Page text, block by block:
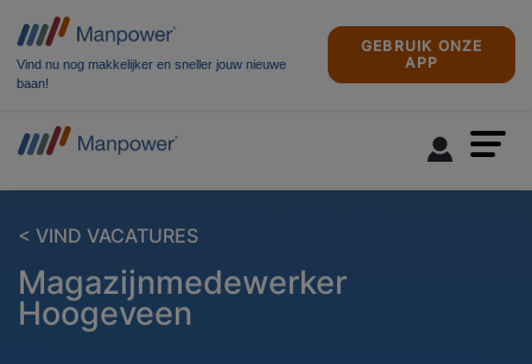
Vind nu nog makkelijker en sneller jouw nieuwe
baan!
GEBRUIK ONZE
APP
< VIND VACATURES
Magazijnmedewerker
Hoogeveen